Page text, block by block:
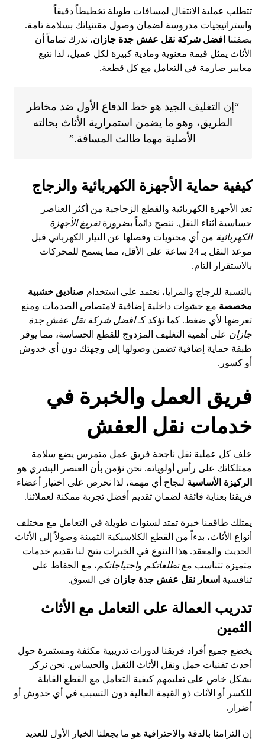
تتطلب عملية الانتقال لمسافات طويلة تخطيطاً دقيقاً
واستراتيجيات مدروسة لضمان وصول مقتنياتك بسلامة تامة.
بصفتنا افضل شركة نقل عفش جدة جازان، ندرك تماماً أن
الأثاث يمثل قيمة معنوية ومادية كبيرة لكل عميل، لذا نتبع
معايير صارمة في التعامل مع كل قطعة.
“إن التغليف الجيد هو خط الدفاع الأول ضد مخاطر
الطريق، وهو ما يضمن استمرارية الأثاث بحالته
الأصلية مهما طالت المسافة.”
كيفية حماية الأجهزة الكهربائية والزجاج
تعد الأجهزة الكهربائية والقطع الزجاجية من أكثر العناصر
حساسية أثناء النقل. ننصح دائماً بضرورةتفريغ الأجهزة
الكهربائية من أي محتويات وفصلها عن التيار الكهربائي قبل
موعد النقل بـ 24 ساعة على الأقل، مما يسمح للمحركات
بالاستقرار التام.
بالنسبة للزجاج والمرايا، نعتمد على استخدام صناديق خشبية
مخصصة مع حشوات داخلية إضافية لامتصاص الصدمات ومنع
تعرضها لأي ضغط. كما نؤكد كـافضل شركة نقل عفش جدة
جازان على أهمية التغليف المزدوج للقطع الحساسة، مما يوفر
طبقة حماية إضافية تضمن وصولها إلى وجهتك دون أي خدوش
أو كسور.
فريق العمل والخبرة في
خدمات نقل العفش
خلف كل عملية نقل ناجحة فريق عمل متمرس يضع سلامة
ممتلكاتك على رأس أولوياته. نحن نؤمن بأن العنصر البشري هو
الركيزة الأساسية لنجاح أي مهمة، لذا نحرص على اختيار أعضاء
فريقنا بعناية فائقة لضمان تقديم أفضل تجربة ممكنة لعملائنا.
يمتلك طاقمنا خبرة تمتد لسنوات طويلة في التعامل مع مختلف
أنواع الأثاث، بدءاً من القطع الكلاسيكية الثمينة وصولاً إلى الأثاث
الحديث والمعقد. هذا التنوع في الخبرات يتيح لنا تقديم خدمات
متميزة تتناسب معتطلعاتكم واحتياجاتكم، مع الحفاظ على
تنافسية اسعار نقل عفش جدة جازان في السوق.
تدريب العمالة على التعامل مع الأثاث
الثمين
يخضع جميع أفراد فريقنا لدورات تدريبية مكثفة ومستمرة حول
أحدث تقنيات حمل ونقل الأثاث الثقيل والحساس. نحن نركز
بشكل خاص على تعليمهم كيفية التعامل مع القطع القابلة
للكسر أو الأثاث ذو القيمة العالية دون التسبب في أي خدوش أو
أضرار.
إن التزامنا بالدقة والاحترافية هو ما يجعلنا الخيار الأول للعديد